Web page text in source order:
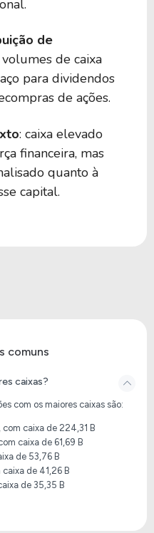
de
de caixa
para dividendos
de ações.
: caixa elevado
financeira, mas
quanto à
capital.
comuns
caixas?
com os maiores caixas são:
, com caixa de 224,31 B
com caixa de 61,69 B
de 53,76 B
caixa de 41,26 B
de 35,35 B